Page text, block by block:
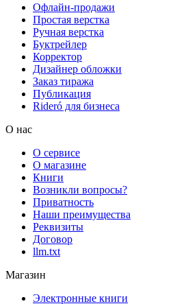
Офлайн-продажи
Простая верстка
Ручная верстка
Буктрейлер
Корректор
Дизайнер обложки
Заказ тиража
Публикация
Rideró для бизнеса
О нас
О сервисе
О магазине
Книги
Возникли вопросы?
Приватность
Наши преимущества
Реквизиты
Договор
llm.txt
Магазин
Электронные книги